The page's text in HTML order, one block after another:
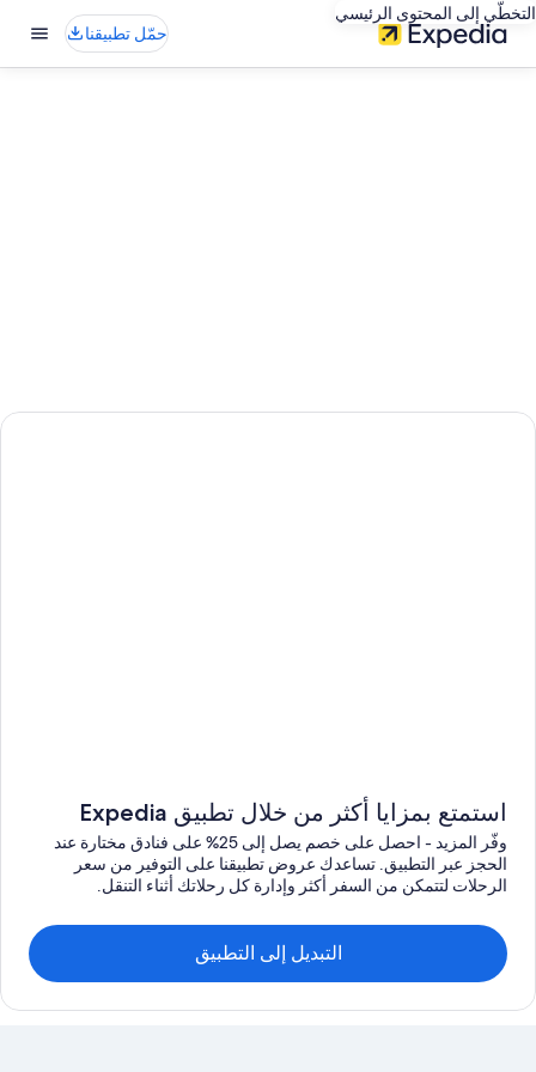
التخطّي إلى المحتوى الرئيسي
حمّل تطبيقنا
استمتع بمزايا أكثر من خلال تطبيق Expedia
وفّر المزيد - احصل على خصم يصل إلى 25% على فنادق مختارة عند
الحجز عبر التطبيق. تساعدك عروض تطبيقنا على التوفير من سعر
الرحلات لتتمكن من السفر أكثر وإدارة كل رحلاتك أثناء التنقل.
التبديل إلى التطبيق